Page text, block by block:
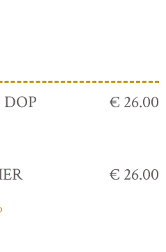
€ 26.00
€ 26.00